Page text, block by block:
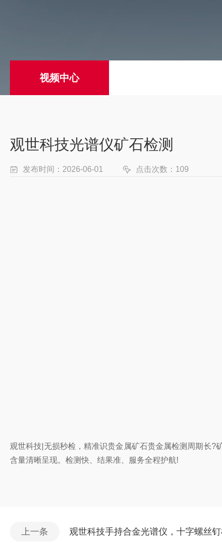
视频中心
观世科技光谱仪矿石检测
发布时间：2026-06-01 点击次数：109
观世科技|无损秒检，精准识贵金属矿石贵金属检测周期长
含量清晰呈现。检测快、结果准、服务全程护航!
上一条 观世科技手持合金光谱仪，十字螺丝